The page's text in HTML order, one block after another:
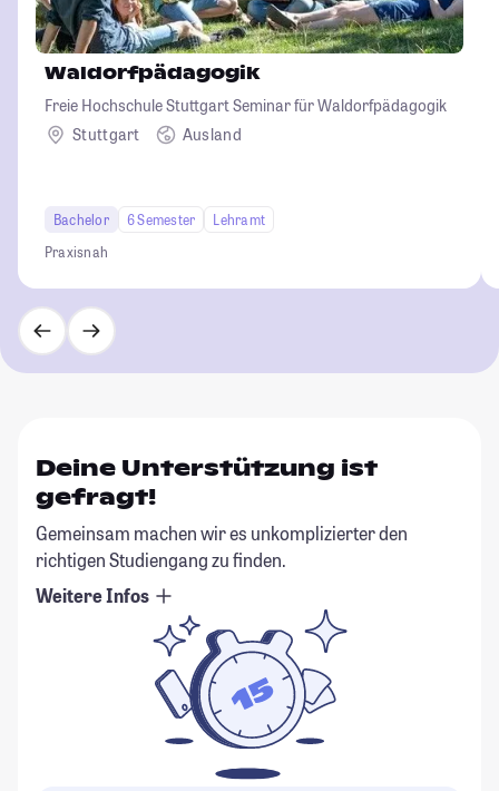
Waldorfpädagogik
Freie Hochschule Stuttgart Seminar für Waldorfpädagogik
Stuttgart
Ausland
Bachelor 6 Semester
Lehramt
Praxisnah
Deine Unterstützung ist
gefragt!
Gemeinsam machen wir es unkomplizierter den
richtigen Studiengang zu finden.
Weitere Infos